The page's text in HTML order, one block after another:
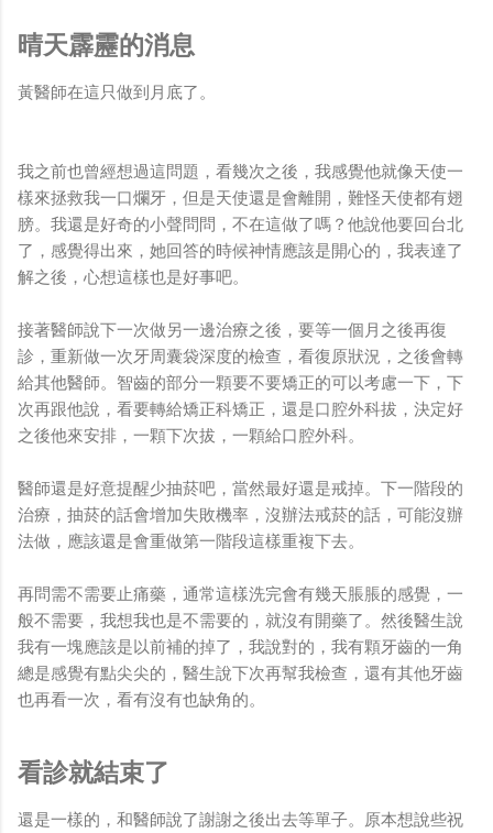
晴天霹靂的消息
黃醫師在這只做到月底了。
我之前也曾經想過這問題，看幾次之後，我感覺他就像天使一
樣來拯救我一口爛牙，但是天使還是會離開，難怪天使都有翅
膀。我還是好奇的小聲問問，不在這做了嗎？他說他要回台北
了，感覺得出來，她回答的時候神情應該是開心的，我表達了
解之後，心想這樣也是好事吧。
接著醫師說下一次做另一邊治療之後，要等一個月之後再復
診，重新做一次牙周囊袋深度的檢查，看復原狀況，之後會轉
給其他醫師。智齒的部分一顆要不要矯正的可以考慮一下，下
次再跟他說，看要轉給矯正科矯正，還是口腔外科拔，決定好
之後他來安排，一顆下次拔，一顆給口腔外科。
醫師還是好意提醒少抽菸吧，當然最好還是戒掉。下一階段的
治療，抽菸的話會增加失敗機率，沒辦法戒菸的話，可能沒辦
法做，應該還是會重做第一階段這樣重複下去。
再問需不需要止痛藥，通常這樣洗完會有幾天脹脹的感覺，一
般不需要，我想我也是不需要的，就沒有開藥了。然後醫生說
我有一塊應該是以前補的掉了，我說對的，我有顆牙齒的一角
總是感覺有點尖尖的，醫生說下次再幫我檢查，還有其他牙齒
也再看一次，看有沒有也缺角的。
看診就結束了
還是一樣的，和醫師說了謝謝之後出去等單子。原本想說些祝